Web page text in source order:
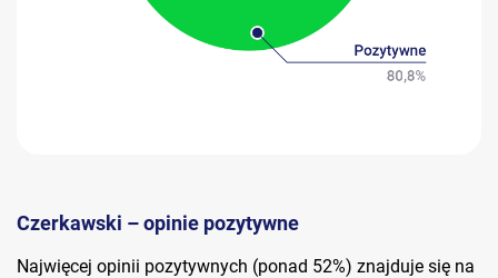
Czerkawski – opinie pozytywne
Najwięcej opinii pozytywnych (ponad 52%) znajduje się na